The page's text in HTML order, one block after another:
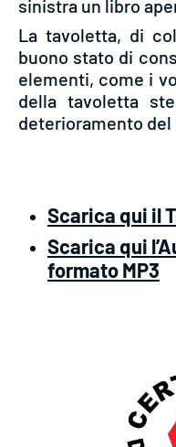
sinistra un libro
La tavoletta, di
buono stato di
elementi, come i
della tavoletta
deterioramento del
Scarica qui il
Scarica qui
formato MP3